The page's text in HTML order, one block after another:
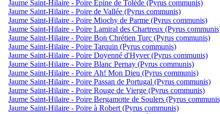
Jaume Saint-Hilaire - Poire Épine de Tolède (Pyrus communis)
Jaume Saint-Hilaire - Poire de Vallée (Pyrus communis)
Jaume Saint-Hilaire - Poire Miochy de Parme (Pyrus communis)
Jaume Saint-Hilaire - Poire Lamiral des Chartreux (Pyrus
Jaume Saint-Hilaire - Poire Bon Chrétien Turc (Pyrus communis)
Jaume Saint-Hilaire - Poire Tarquin (Pyrus communis)
Jaume Saint-Hilaire - Poire Doyenné d'Hyver (Pyrus communis)
Jaume Saint-Hilaire - Poire Blanc Pernay (Pyrus communis)
Jaume Saint-Hilaire - Poire Ah! Mon Dieu (Pyrus communis)
Jaume Saint-Hilaire - Poire Passan de Portugal (Pyrus communis)
Jaume Saint-Hilaire - Poire Rouge de Vierge (Pyrus communis)
Jaume Saint-Hilaire - Poire Bergamotte de Soulers (Pyrus
Jaume Saint-Hilaire - Poire à Robert (Pyrus communis)